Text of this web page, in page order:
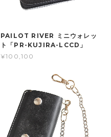
PAILOT RIVER ミニウォレッ
ト「PR-KUJIRA-LCCD」
¥100,100